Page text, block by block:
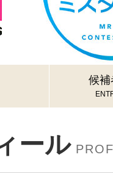
候補
ール